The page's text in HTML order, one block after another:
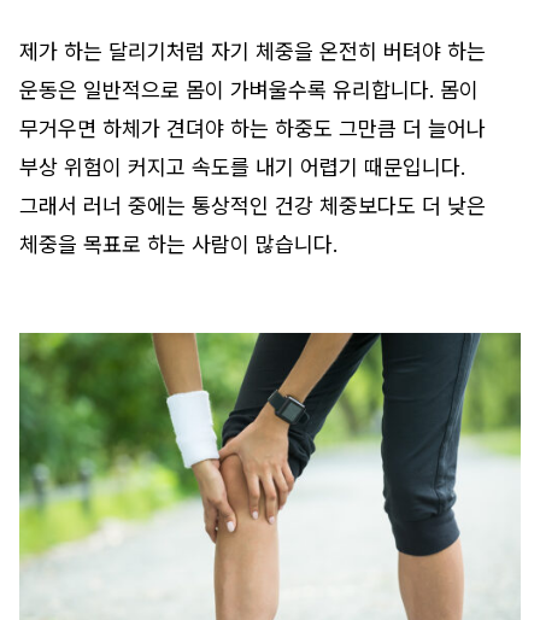
제가 하는 달리기처럼 자기 체중을 온전히 버텨야 하는
운동은 일반적으로 몸이 가벼울수록 유리합니다. 몸이
무거우면 하체가 견뎌야 하는 하중도 그만큼 더 늘어나
부상 위험이 커지고 속도를 내기 어렵기 때문입니다.
그래서 러너 중에는 통상적인 건강 체중보다도 더 낮은
체중을 목표로 하는 사람이 많습니다.